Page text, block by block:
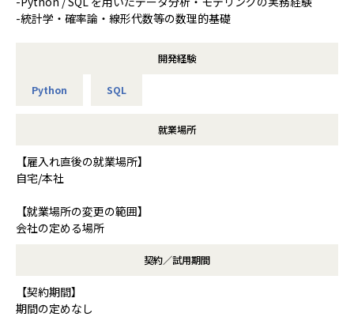
-統計学・確率論・線形代数等の数理的基礎
開発経験
Python SQL
就業場所
【雇入れ直後の就業場所】
自宅/本社
【就業場所の変更の範囲】
会社の定める場所
契約／試用期間
【契約期間】
期間の定めなし